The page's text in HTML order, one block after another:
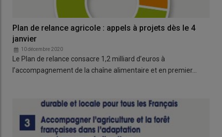
Plan de relance agricole : appels à projets dès le 4
janvier
10 décembre 2020
Le Plan de relance consacre 1,2 milliard d’euros à
l’accompagnement de la chaîne alimentaire et en premier…